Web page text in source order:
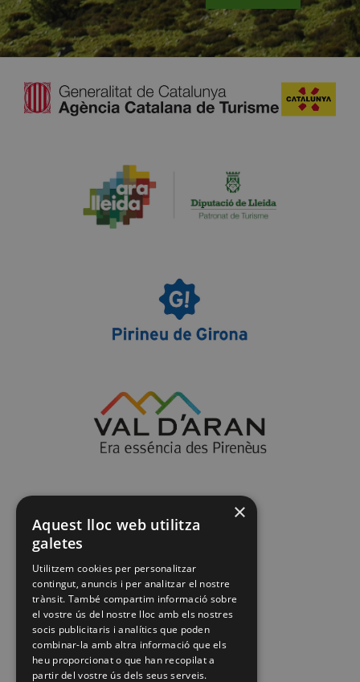
×
Aquest lloc web utilitza
galetes
Utilitzem cookies per personalitzar
contingut, anuncis i per analitzar el nostre
trànsit. També compartim informació sobre
el vostre ús del nostre lloc amb els nostres
socis publicitaris i analítics que poden
combinar-la amb altra informació que els
heu proporcionat o que han recopilat a
partir del vostre ús dels seus serveis.